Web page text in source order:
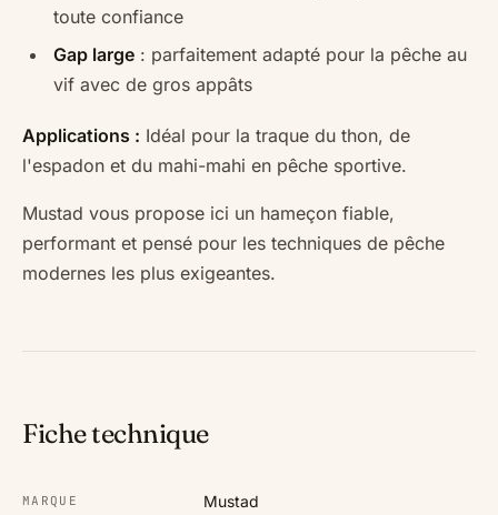
toute confiance
Gap large : parfaitement adapté pour la pêche au
vif avec de gros appâts
Applications : Idéal pour la traque du thon, de
l'espadon et du mahi-mahi en pêche sportive.
Mustad vous propose ici un hameçon fiable,
performant et pensé pour les techniques de pêche
modernes les plus exigeantes.
Fiche technique
MARQUE Mustad